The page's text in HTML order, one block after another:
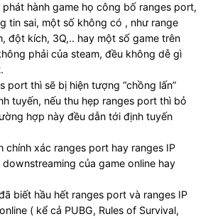
hành game họ công bố ranges port,
tin sai, một số không có , như range
đột kích, 3Q,.. hay một số game trên
phải của steam, đều không dễ gì
port thì sẽ bị hiện tượng “chồng lấn”
tuyến, nếu thu hẹp ranges port thì bỏ
hợp này đều dẫn tới định tuyến
chính xác ranges port hay ranges IP
của game online hay
biết hầu hết ranges port và ranges IP
( kể cả PUBG, Rules of Survival,